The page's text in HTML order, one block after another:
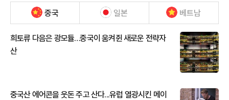
중국 일본 베트남
희토류 다음은 광모듈…중국이 움켜쥔 새로운 전략자
산
중국산 에어콘을 웃돈 주고 산다...유럽 열광시킨 메이